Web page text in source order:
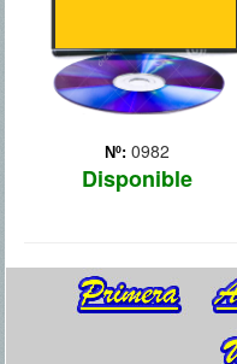
Nº: 0982
Disponible